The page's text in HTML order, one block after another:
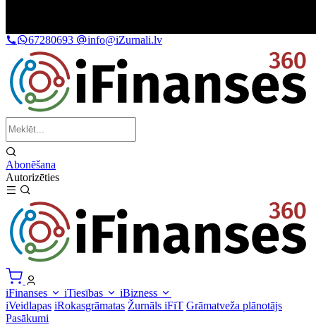
67280693 info@iZurnali.lv
Abonēšana
Autorizēties
iFinanses iTiesības
iBizness
iVeidlapas iRokasgrāmatas Žurnāls iFiT Grāmatveža plānotājs
Pasākumi